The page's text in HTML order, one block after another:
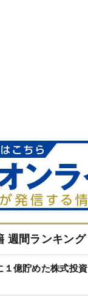
週間ランキング
億貯めた株式投資